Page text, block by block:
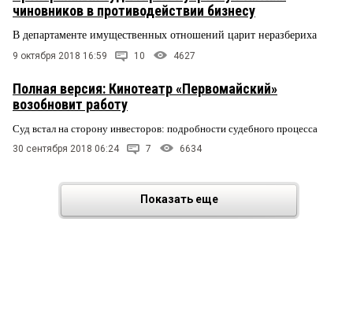
чиновников в противодействии бизнесу
В департаменте имущественных отношений царит неразбериха
9 октября 2018 16:59 10 4627
Полная версия: Кинотеатр «Первомайский»
возобновит работу
Суд встал на сторону инвесторов: подробности судебного процесса
30 сентября 2018 06:24 7 6634
Показать еще